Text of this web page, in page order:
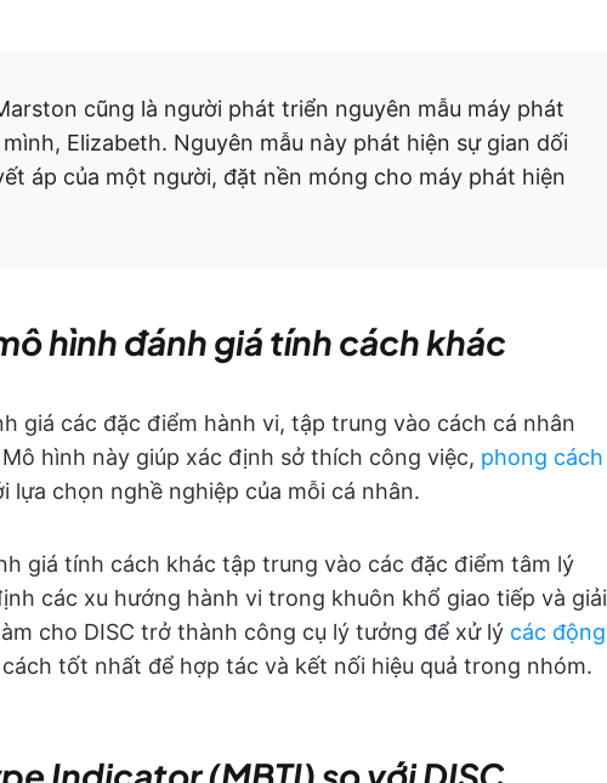
cũng là người phát triển nguyên mẫu máy phát
Elizabeth. Nguyên mẫu này phát hiện sự gian dối
áp của một người, đặt nền móng cho máy phát hiện
hình đánh giá tính cách khác
giá các đặc điểm hành vi, tập trung vào cách cá nhân
hình này giúp xác định sở thích công việc, phong cách
lựa chọn nghề nghiệp của mỗi cá nhân.
giá tính cách khác tập trung vào các đặc điểm tâm lý
các xu hướng hành vi trong khuôn khổ giao tiếp và giải
cho DISC trở thành công cụ lý tưởng để xử lý các động
tốt nhất để hợp tác và kết nối hiệu quả trong nhóm.